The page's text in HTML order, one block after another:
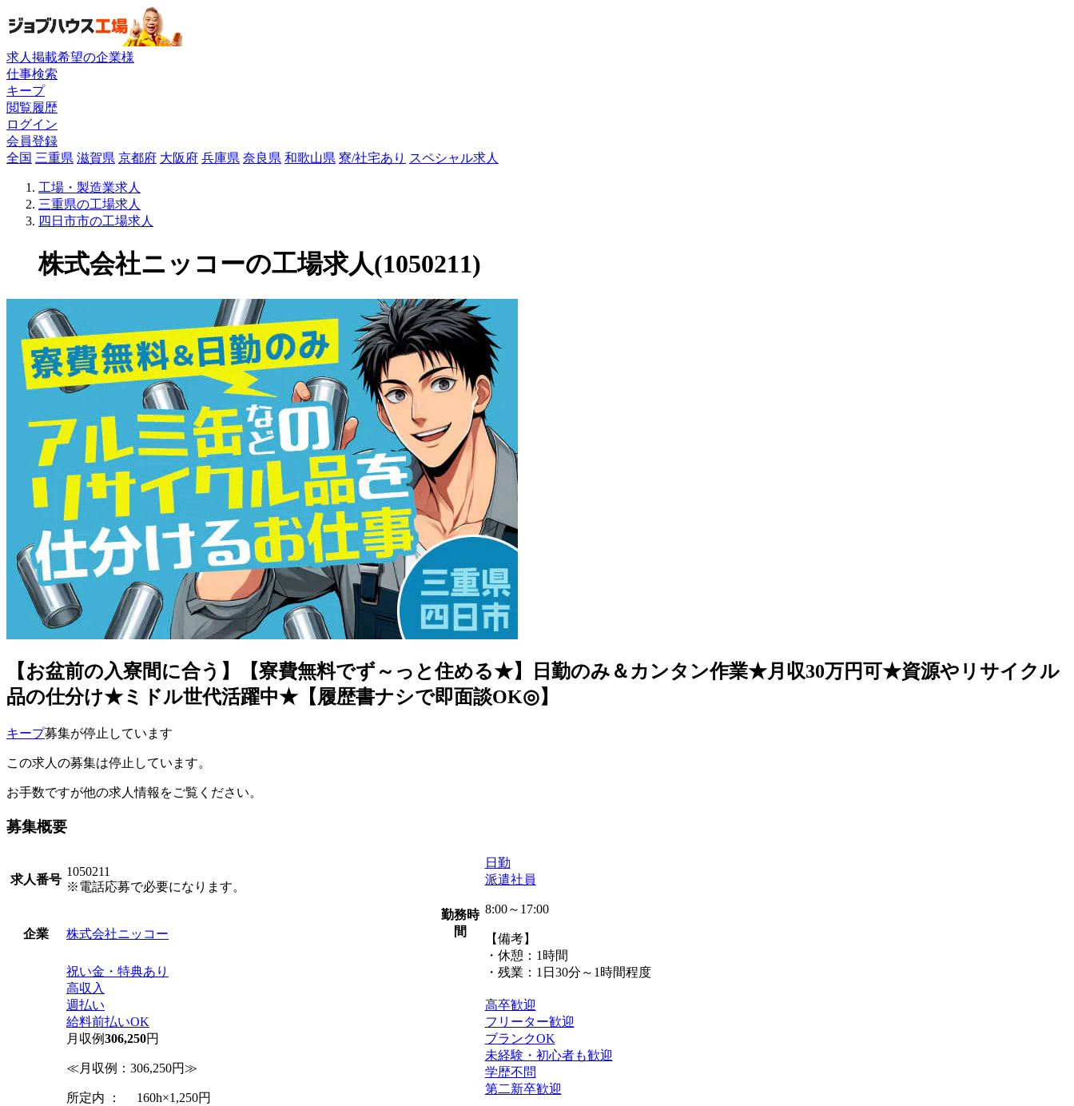
求人掲載希望の企業様
仕事検索
キープ
閲覧履歴
ログイン
会員登録
全国 三重県 滋賀県 京都府 大阪府 兵庫県 奈良県 和歌山県 寮/社宅あり スペシャル求人
工場・製造業求人
三重県の工場求人
四日市市の工場求人
株式会社ニッコーの工場求人(1050211)
【お盆前の入寮間に合う】【寮費無料でず～っと住める★】日勤のみ＆カンタン作業★月収30万円可★資源やリサイクル
品の仕分け★ミドル世代活躍中★【履歴書ナシで即面談OK◎】
キープ募集が停止しています
この求人の募集は停止しています。
お手数ですが他の求人情報をご覧ください。
募集概要
求人番号
1050211
※電話応募で必要になります。
企業 株式会社ニッコー
祝い金・特典あり
高収入
週払い
給料前払いOK
月収例306,250円
≪月収例：306,250円≫
所定内 ： 160h×1,250円
勤務時
間
日勤
派遣社員
8:00～17:00
【備考】
・休憩：1時間
・残業：1日30分～1時間程度
高卒歓迎
フリーター歓迎
ブランクOK
未経験・初心者も歓迎
学歴不問
第二新卒歓迎